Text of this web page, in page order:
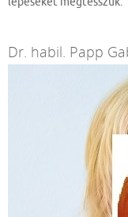
Dr. habil. Papp